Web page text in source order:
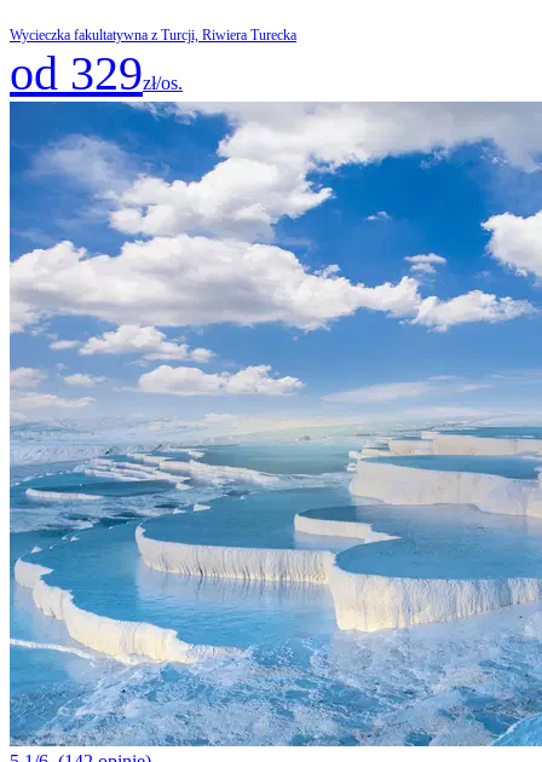
Wycieczka fakultatywna z Turcji, Riwiera Turecka
od 329zł/os.